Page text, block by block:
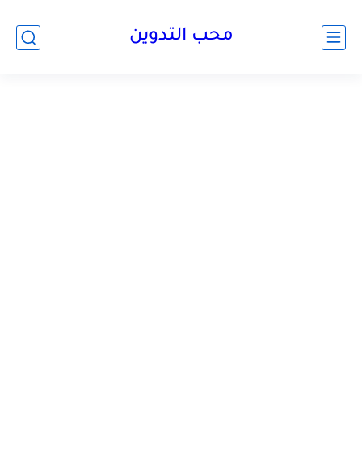
محب التدوين